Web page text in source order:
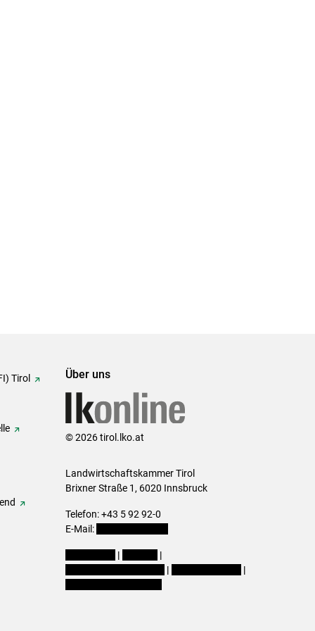
Tirol Über uns
© 2026 tirol.lko.at
Landwirtschaftskammer Tirol
Brixner Straße 1, 6020 Innsbruck
Telefon: +43 5 92 92-0
E-Mail:
|
|
|
|